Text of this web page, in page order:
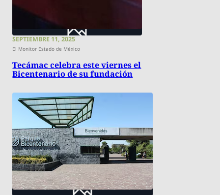
SEPTIEMBRE 11, 2025
El Monitor Estado de México
Tecámac celebra este viernes el
Bicentenario de su fundación